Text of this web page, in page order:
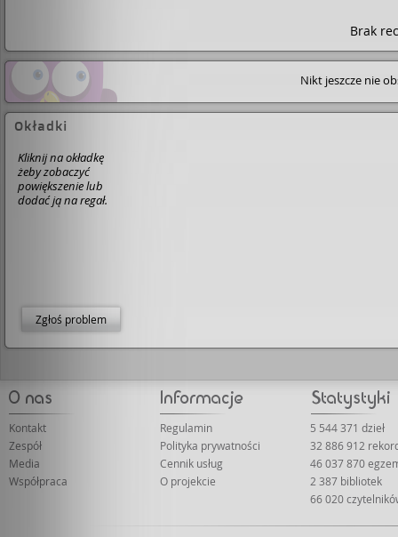
Brak
Nikt jeszcze nie
Okładki
Kliknij na okładkę
żeby zobaczyć
powiększenie lub
dodać ją na regał.
Zgłoś problem
Kontakt
Zespół
Media
Współpraca
Regulamin
Polityka prywatności
Cennik usług
O projekcie
5 544 371 dzieł
32 886 912
46 037 870
2 387 bibliotek
66 020